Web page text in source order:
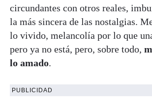
circundantes con otros reales,
la más sincera de las nostalgias.
lo vivido, melancolía por lo que
pero ya no está, pero, sobre todo,
lo amado.
PUBLICIDAD